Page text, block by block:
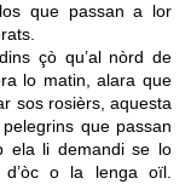
que passan a lor
çò qu’al nòrd de
lo matin, alara que
sos rosièrs, aquesta
que passan
ela li demandi se lo
o la lenga oïl.